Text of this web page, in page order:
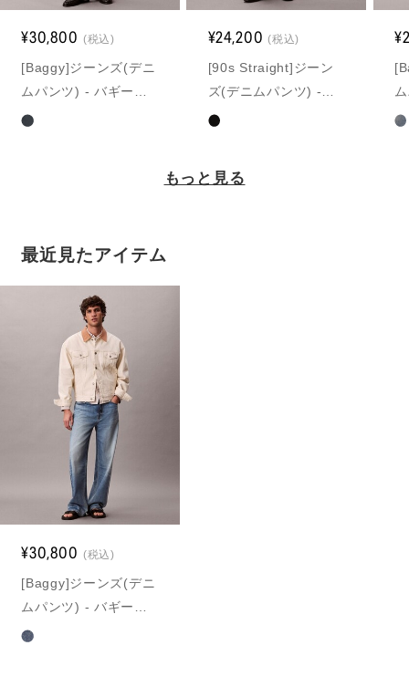
¥30,800 (税込)
[Baggy]ジーンズ(デニ
ムパンツ) - バギーブ
ルーアッシュストーン
¥24,200 (税込)
[90s Straight]ジーン
ズ(デニムパンツ) -
90s ストレートクラシ
もっと見る
最近見たアイテム
¥30,800 (税込)
[Baggy]ジーンズ(デニ
ムパンツ) - バギージ
ーンズ